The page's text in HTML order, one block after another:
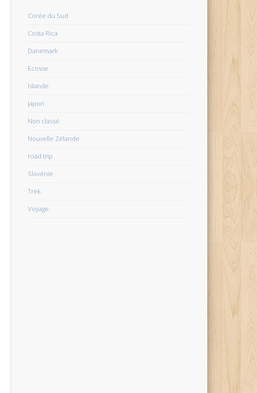
Corée du Sud
Costa Rica
Danemark
Ecosse
Islande
Japon
Non classé
Nouvelle Zélande
road trip
Slovénie
Trek
Voyage